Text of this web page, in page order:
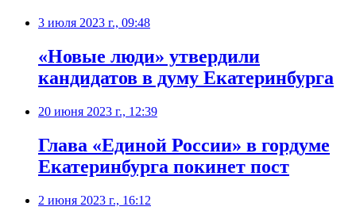
3 июля 2023 г., 09:48
«Новые люди» утвердили
кандидатов в думу Екатеринбурга
20 июня 2023 г., 12:39
Глава «Единой России» в гордуме
Екатеринбурга покинет пост
2 июня 2023 г., 16:12